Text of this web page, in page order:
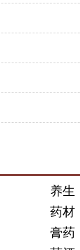
养生
药材
膏药